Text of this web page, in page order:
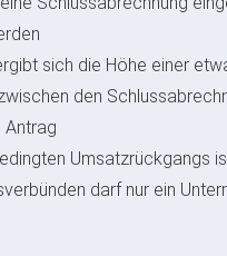
sich die Höhe einer
den
Antrag
Umsatzrückgangs
darf nur ein